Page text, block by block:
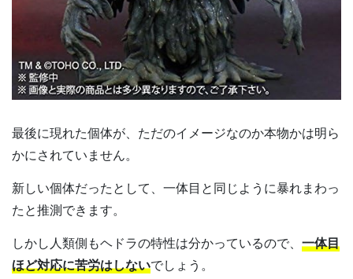
最後に現れた個体が、ただのイメージなのか本物かは明ら
かにされていません。
新しい個体だったとして、一体目と同じように暴れまわっ
たと推測できます。
しかし人類側もヘドラの特性は分かっているので、 一体目
ほど対応に苦労はしないでしょう。